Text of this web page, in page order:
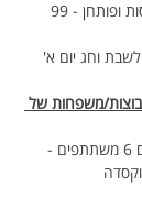
ש' מראש, לשבת וחג יום א'
משפחות של
המחיר לרוכב 60 ש"ח / מינימום 6 משתתפים -